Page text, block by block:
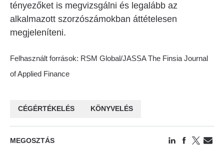
tényezőket is megvizsgálni és legalább az
alkalmazott szorzószámokban áttételesen
megjeleníteni.
Felhasznált források: RSM Global/JASSA The Finsia Journal
of Applied Finance
CÉGÉRTÉKELÉS KÖNYVELÉS
MEGOSZTÁS